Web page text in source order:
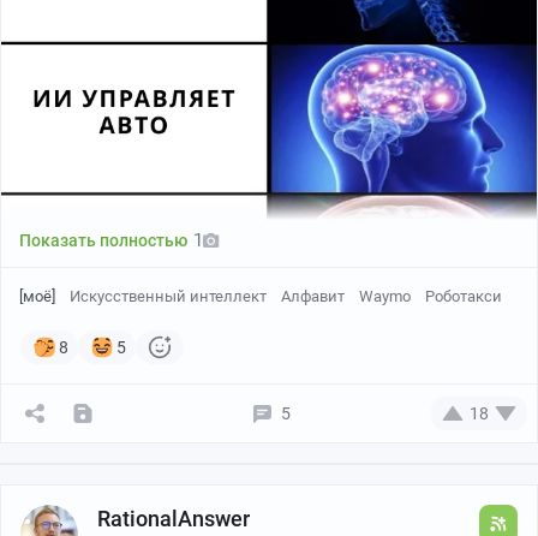
Показать полностью 1
[моё] Искусственный интеллект Алфавит Waymo Роботакси
8 5
5 18
RationalAnswer